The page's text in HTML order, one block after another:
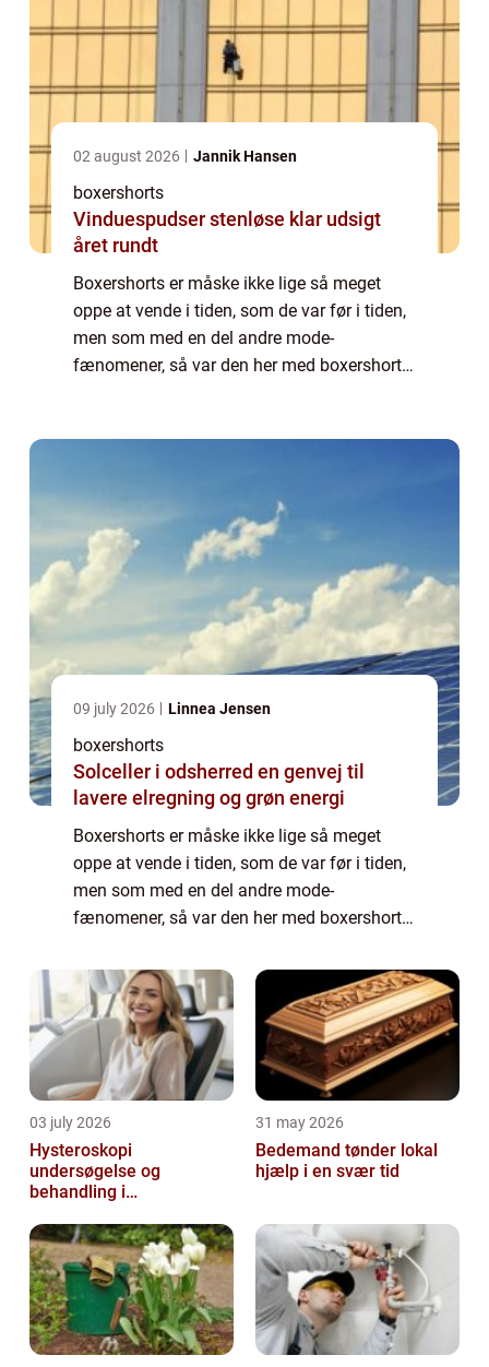
02 august 2026 Jannik Hansen
boxershorts
Vinduespudser stenløse klar udsigt
året rundt
Boxershorts er måske ikke lige så meget
oppe at vende i tiden, som de var før i tiden,
men som med en del andre mode-
fænomener, så var den her med boxershorts
09 july 2026 Linnea Jensen
boxershorts
Solceller i odsherred en genvej til
lavere elregning og grøn energi
Boxershorts er måske ikke lige så meget
oppe at vende i tiden, som de var før i tiden,
men som med en del andre mode-
fænomener, så var den her med boxershorts
vin og h...
03 july 2026
Hysteroskopi
undersøgelse og
behandling i
31 may 2026
Bedemand tønder lokal
hjælp i en svær tid